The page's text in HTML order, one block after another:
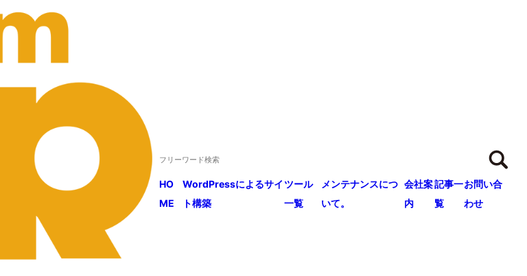
HO
ME
WordPressによるサイ
ト構築
ツール
一覧
メンテナンスにつ
いて。
会社案
内
記事一
覧
お問い合
わせ